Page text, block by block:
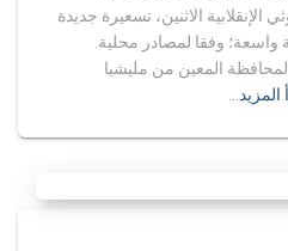
الاثنين، تسعيرة جديدة
وفقا لمصادر محلية.
المعين من مليشيا
المزيد…